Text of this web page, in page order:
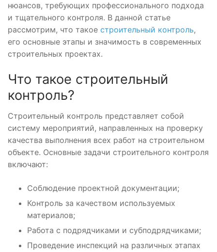
нюансов, требующих профессионального подхода
и тщательного контроля. В данной статье
рассмотрим, что такое строительный контроль,
его основные этапы и значимость в современных
строительных проектах.
Что такое строительный
контроль?
Строительный контроль представляет собой
систему мероприятий, направленных на проверку
качества выполнения всех работ на строительном
объекте. Основные задачи строительного контроля
включают:
Соблюдение проектной документации;
Контроль за качеством используемых
материалов;
Работа с подрядчиками и субподрядчиками;
Проведение инспекций на различных этапах